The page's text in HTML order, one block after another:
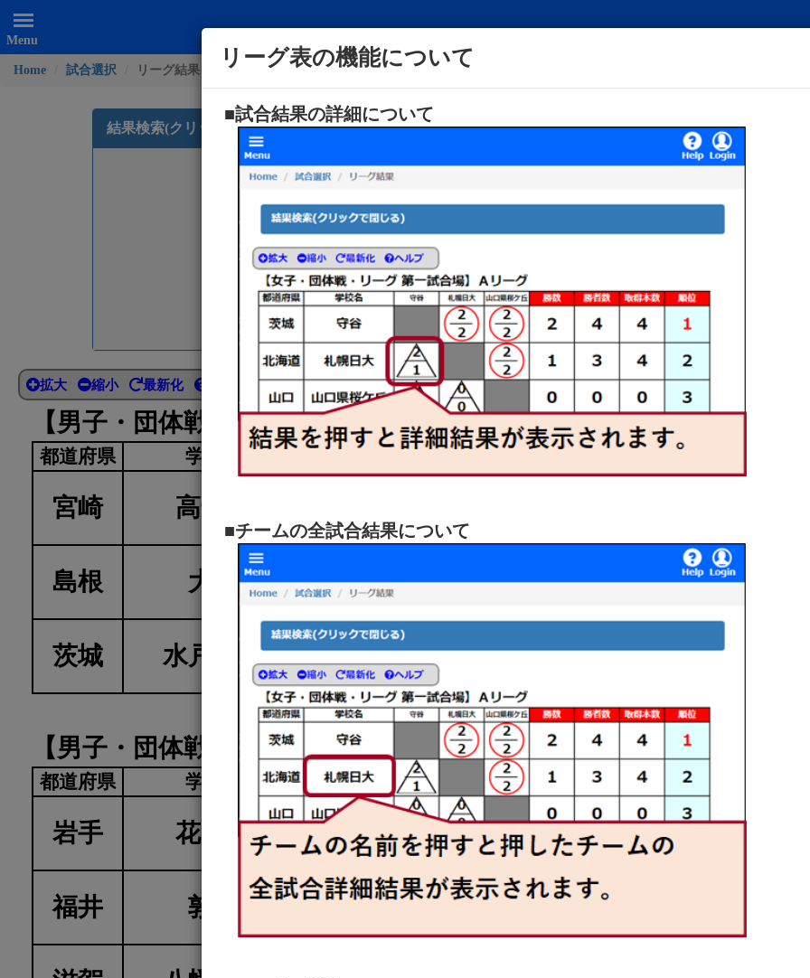
Menu
Home 試合選択 リーグ結果
結果検索(クリックで閉じる)
試合場
リーグ
チーム名
結果検索 条件を最初に戻す
拡大 縮小 最新化
リーグ表の機能について
■試合結果の詳細について
■チームの全試合結果について
【男子・団体戦・リーグ 第一試合場】Ａリーグ
都道府県 学校名
宮崎 高千穂
1
島根 大社
0
0 1
茨城 水戸葵陵
1
1
2
1 3
【男子・団体戦・リーグ 第一試合場】Ｂリーグ
都道府県 学校名 花巻北 敦賀 八幡工業 勝数 勝者数
岩手 花巻北
1
1
3
3
1 4
福井 敦賀
4
1